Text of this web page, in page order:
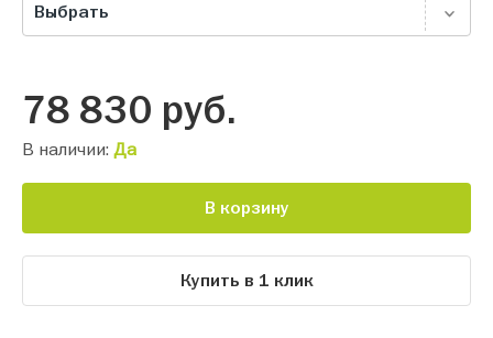
Выбрать
78 830 руб.
В наличии: Да
В корзину
Купить в 1 клик